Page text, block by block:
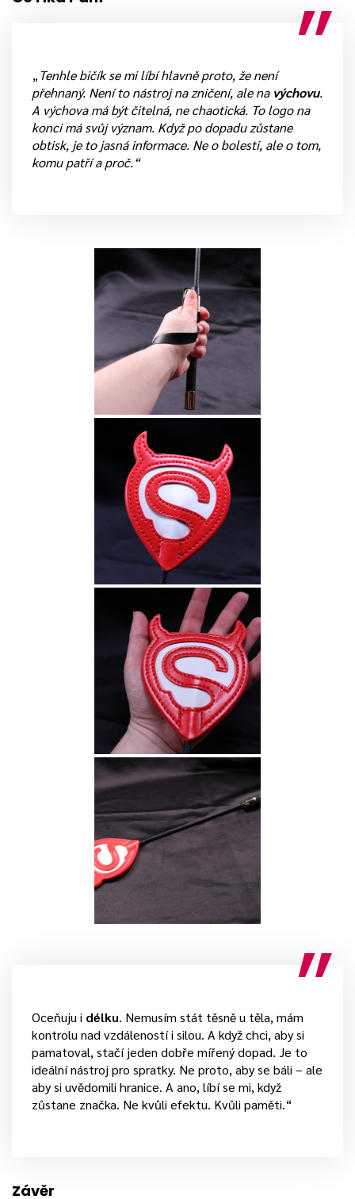
„Tenhle bičík se mi líbí hlavně proto, že není
přehnaný. Není to nástroj na zničení, ale na výchovu.
A výchova má být čitelná, ne chaotická. To logo na
konci má svůj význam. Když po dopadu zůstane
obtisk, je to jasná informace. Ne o bolesti, ale o tom,
komu patří a proč.“
Oceňuju i délku. Nemusím stát těsně u těla, mám
kontrolu nad vzdáleností i silou. A když chci, aby si
pamatoval, stačí jeden dobře mířený dopad. Je to
ideální nástroj pro spratky. Ne proto, aby se báli – ale
aby si uvědomili hranice. A ano, líbí se mi, když
zůstane značka. Ne kvůli efektu. Kvůli paměti.“
Závěr